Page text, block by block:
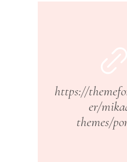
https://
er/
themes/